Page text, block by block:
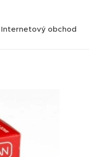
Internetový obchod